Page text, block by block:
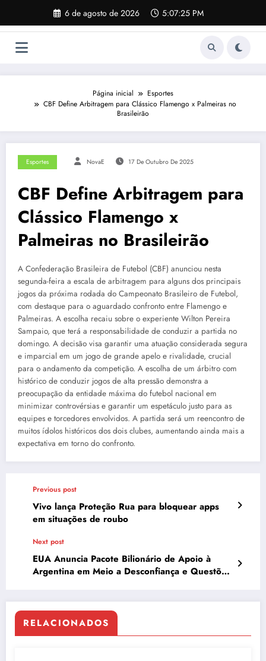
o
6 de agosto de 2026 5:07:26 PM
Página inicial
Esportes
CBF Define Arbitragem para Clássico Flamengo x Palmeiras no
Brasileirão
Esportes NovaE 17 De Outubro De 2025
CBF Define Arbitragem para
Clássico Flamengo x
Palmeiras no Brasileirão
A Confederação Brasileira de Futebol (CBF) anunciou nesta
segunda-feira a escala de arbitragem para alguns dos principais
jogos da próxima rodada do Campeonato Brasileiro de Futebol,
com destaque para o aguardado confronto entre Flamengo e
Palmeiras. A escolha recaiu sobre o experiente Wilton Pereira
Sampaio, que terá a responsabilidade de conduzir a partida no
domingo. A decisão visa garantir uma atuação considerada segura
e imparcial em um jogo de grande apelo e rivalidade, crucial
para o andamento da competição. A escolha de um árbitro com
histórico de conduzir jogos de alta pressão demonstra a
preocupação da entidade máxima do futebol nacional em
minimizar controvérsias e garantir um espetáculo justo para as
equipes e torcedores envolvidos. A partida será um reencontro de
muitos ídolos históricos dos dois clubes, aumentando ainda mais a
expectativa em torno do confronto.
Previous post
Vivo lança Proteção Rua para bloquear apps
em situações de roubo
Next post
EUA Anuncia Pacote Bilionário de Apoio à
Argentina em Meio a Desconfiança e Questões
RELACIONADOS